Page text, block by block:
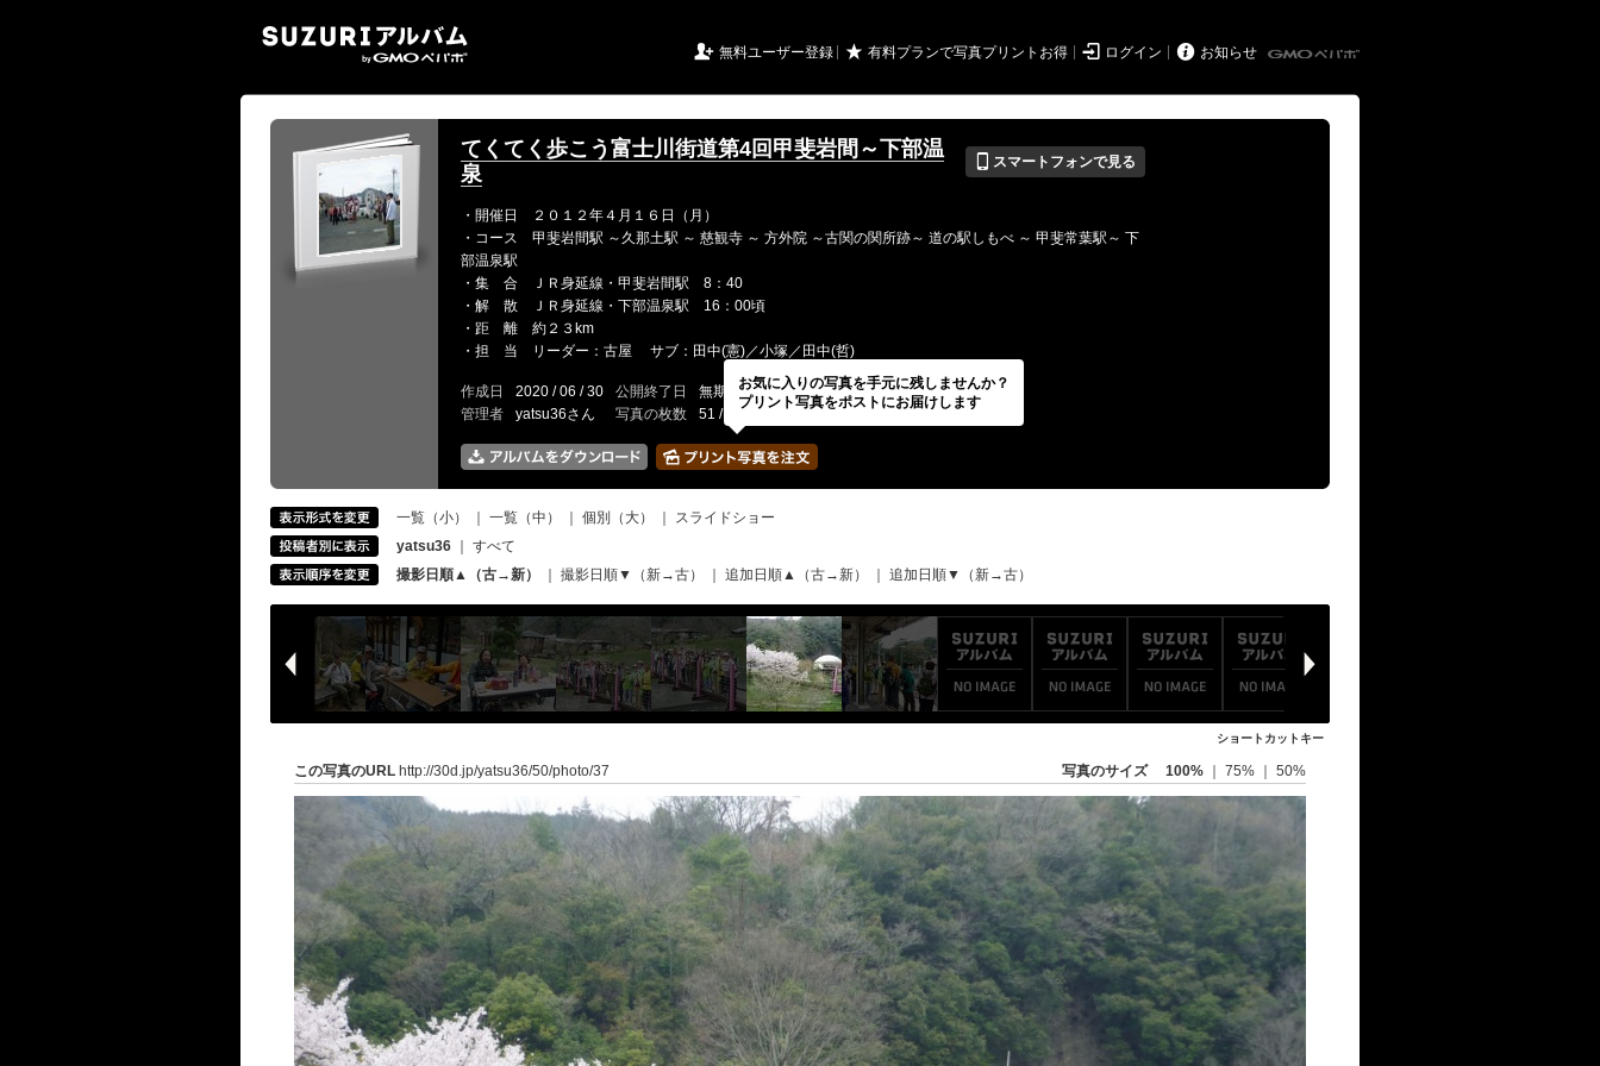
 無料ユーザー登録 ★ 有料プランで写真プリントお得  ログイン  お知らせ
てくてく歩こう富士川街道第4回甲斐岩間～下部温
泉
📱 スマートフォンで見る
・開催日 ２０１２年４月１６日（月）
・コース 甲斐岩間駅 ～久那土駅 ～ 慈観寺 ～ 方外院 ～古関の関所跡～ 道の駅しもべ ～ 甲斐常葉駅～ 下
部温泉駅
・集 合 ＪＲ身延線・甲斐岩間駅 8：40
・解 散 ＪＲ身延線・下部温泉駅 16：00頃
・距 離 約２３km
・担 当 リーダー：古屋 サブ：田中(憲)／小塚／田中(哲)
作成日 2020 / 06 / 30 公開終了日 無期限 イベントの期間
---
管理者
yatsu36さん 写真の枚数 51 / 2000枚
一覧（小） 一覧（中） 個別（大）
スライドショー
yatsu36
すべて
撮影日順▲（古→新）
撮影日順▼（新→古） 追加日順▲（古→新） 追加日順▼（新→古）
ショートカットキー
この写真のURL http://30d.jp/yatsu36/50/photo/37 写真のサイズ 100% 75% 50%
お気に入りの写真を手元に残しませんか？
プリント写真をポストにお届けします